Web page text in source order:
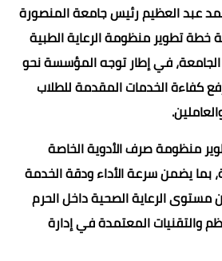
عبد العظيم رئيس جامعة المنصورة
خطة تطوير منظومة الرعاية الطبية
في إطار توجه المؤسسة نحو
كفاءة الخدمات المقدمة للطلاب
منظومة صرف الأدوية الخاصة
بما يضمن سرعة الأداء ودقة الخدمة
مستوى الرعاية الصحية داخل الحرم
والتقنيات المعتمدة في إدارة